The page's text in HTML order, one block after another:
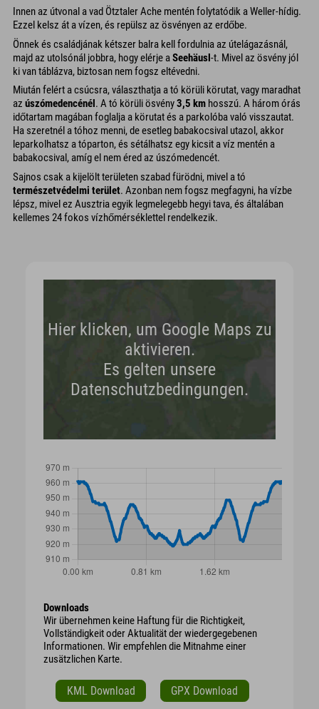
Innen az útvonal a vad Ötztaler Ache mentén folytatódik a Weller-hídig.
Ezzel kelsz át a vízen, és repülsz az ösvényen az erdőbe.
Önnek és családjának kétszer balra kell fordulnia az útelágazásnál,
majd az utolsónál jobbra, hogy elérje aSeehäusl-t. Mivel az ösvény jól
ki van táblázva, biztosan nem fogsz eltévedni.
Miután felért a csúcsra, választhatja a tó körüli körutat, vagy maradhat
az úszómedencénél. A tó körüli ösvény3,5 km hosszú. A három órás
időtartam magában foglalja a körutat és a parkolóba való visszautat.
Ha szeretnél a tóhoz menni, de esetleg babakocsival utazol, akkor
leparkolhatsz a tóparton, és sétálhatsz egy kicsit a víz mentén a
babakocsival, amíg el nem éred az úszómedencét.
Sajnos csak a kijelölt területen szabad fürödni, mivel a tó
természetvédelmi terület. Azonban nem fogsz megfagyni, ha vízbe
lépsz, mivel ez Ausztria egyik legmelegebb hegyi tava, és általában
kellemes 24 fokos vízhőmérséklettel rendelkezik.
Hier klicken, um Google Maps zu
aktivieren.
Es gelten unsere
Datenschutzbedingungen.
Downloads
Wir übernehmen keine Haftung für die Richtigkeit,
Vollständigkeit oder Aktualität der wiedergegebenen
Informationen. Wir empfehlen die Mitnahme einer
zusätzlichen Karte.
KML Download GPX Download